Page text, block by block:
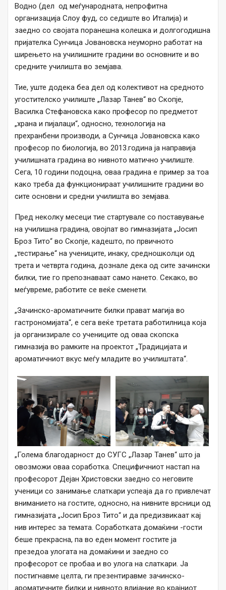
Водно (дел од меѓународната, непрофитна
организација Слоу фуд, со седиште во Италија) и
заедно со својата поранешна колешка и долгогодишна
пријателка Сунчица Јовановска неуморно работат на
ширењето на училишните градини во основните и во
средните училишта во земјава.
Тие, уште додека беа дел од колективот на средното
угостителско училиште „Лазар Танев“ во Скопје,
Василка Стефановска како професор по предметот
„храна и пијалаци“, односно, технологија на
прехранбени производи, а Сунчица Јовановска како
професор по биологија, во 2013.година ја направија
училишната градина во нивното матично училиште.
Сега, 10 години подоцна, оваа градина е пример за тоа
како треба да функционираат училишните градини во
сите основни и средни училишта во земјава.
Пред неколку месеци тие стартувале со поставување
на училишна градина, овојпат во гимназијата „Јосип
Броз Тито“ во Скопје, кадешто, по првичното
„тестирање“ на учениците, инаку, средношколци од
трета и четврта година, дознале дека од сите зачински
билки, тие го препознаваат само нането. Секако, во
меѓувреме, работите се веќе сменети.
„Зачинскo-ароматичните билки прават магија во
гастрономијата“, е сега веќе третата работилница која
ја организирале со учениците од оваа скопска
гимназија во рамките на проектот „Традицијата и
ароматичниот вкус меѓу младите во училиштата“.
„Голема благодарност до СУГС „Лазар Танев“ што ја
овозможи оваа соработка. Специфичниот настап на
професорот Дејан Христовски заедно со неговите
ученици со занимање слаткари успеаја да го привлечат
вниманието на гостите, односно, на нивните врсници од
гимназијата „Јосип Броз Тито“ и да предизвикаат кај
нив интерес за темата. Соработката домаќини -гости
беше прекрасна, па во еден момент гостите ја
презедоа улогата на домаќини и заедно со
професорот се пробаа и во улога на слаткари. Ја
постигнавме целта, ги презентиравме зачинско-
ароматичните билки и нивното влијание во крајниот